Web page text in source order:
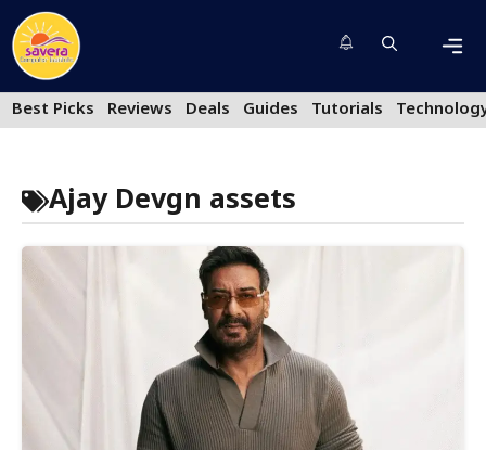
Skip
to
content
Best Picks
Reviews Deals Guides Tutorials
Ajay Devgn assets